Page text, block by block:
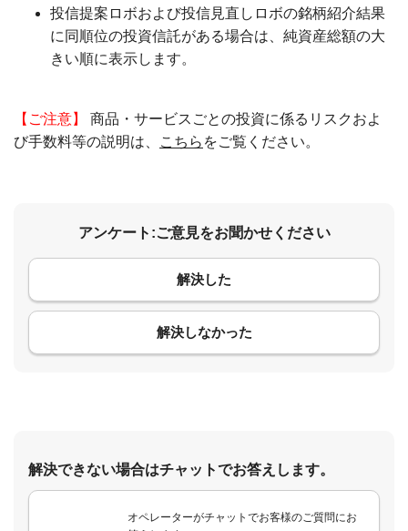
投信提案ロボおよび投信見直しロボの銘柄紹介結果
に同順位の投資信託がある場合は、純資産総額の大
きい順に表示します。
【ご注意】
商品・サービスごとの投資に係るリスクおよ
び手数料等の説明は、
こちら をご覧ください。
アンケート:ご意見をお聞かせください
解決した
解決しなかった
コメント
解決できない場合はチャットでお答えします。
オペレーターがチャットでお客様のご質問にお